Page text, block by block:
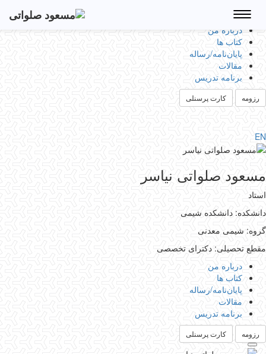
Toggle
navigation
درباره من
کتاب ها
پایان‌نامه‌/رساله
مقالات
برنامه تدریس
رزومه کارت پرسنلی
EN
مسعود صلواتی نیاسر
استاد
دانشکده: دانشکده شیمی
گروه: شیمی معدنی
مقطع تحصیلی: دکترای تخصصی
درباره من
کتاب ها
پایان‌نامه‌/رساله
مقالات
برنامه تدریس
رزومه کارت پرسنلی